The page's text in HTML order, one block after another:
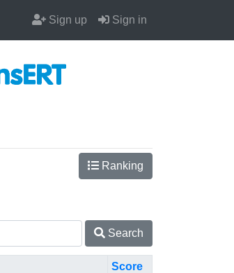
Sign up Sign in
Ranking
Search
Score